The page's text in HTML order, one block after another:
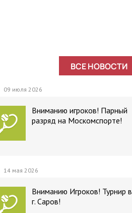
ВСЕ НОВОСТИ
09 июля 2026
Вниманию игроков! Парный
разряд на Москомспорте!
14 мая 2026
Вниманию Игроков! Турнир в
г. Саров!